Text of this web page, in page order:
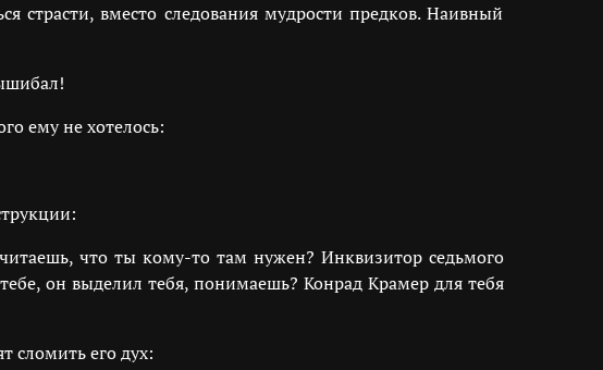
страсти, вместо следования мудрости предков. Наивный
ему не хотелось:
что ты кому-то там нужен? Инквизитор седьмого
он выделил тебя, понимаешь? Конрад Крамер для тебя
сломить его дух: